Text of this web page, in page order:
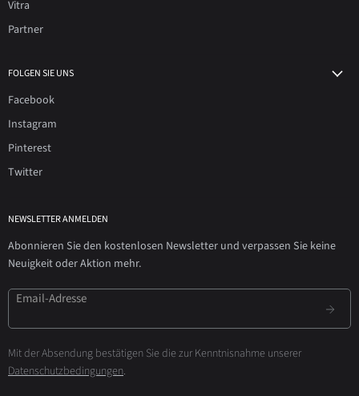
Vitra
Partner
FOLGEN SIE UNS
Facebook
Instagram
Pinterest
Twitter
NEWSLETTER ANMELDEN
Abonnieren Sie den kostenlosen Newsletter und verpassen Sie keine
Neuigkeit oder Aktion mehr.
Email-Adresse
Mit der Absendung bestätigen Sie die zur Kenntnisnahme unserer
Datenschutzbedingungen.